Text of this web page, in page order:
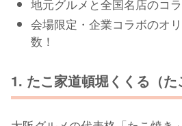
地元グルメと全国名店のコ
会場限定・企業コラボのオ
数！
1. たこ家道頓堀くくる（た